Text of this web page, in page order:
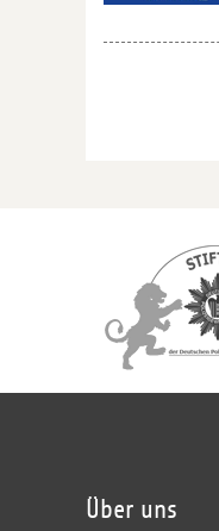
Über uns